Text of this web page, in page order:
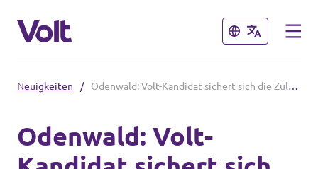
Schließen
Lokale hessische Teams
Schließen
Neuigkeiten / Odenwald: Volt-Kandidat sichert sich die Zulassung zur Bundestagswahl
Odenwald: Volt-